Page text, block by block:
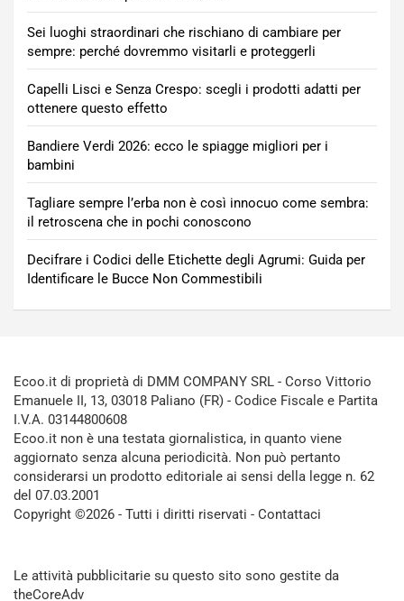
Sei luoghi straordinari che rischiano di cambiare per
sempre: perché dovremmo visitarli e proteggerli
Capelli Lisci e Senza Crespo: scegli i prodotti adatti per
ottenere questo effetto
Bandiere Verdi 2026: ecco le spiagge migliori per i
bambini
Tagliare sempre l’erba non è così innocuo come sembra:
il retroscena che in pochi conoscono
Decifrare i Codici delle Etichette degli Agrumi: Guida per
Identificare le Bucce Non Commestibili
Ecoo.it di proprietà di DMM COMPANY SRL - Corso Vittorio
Emanuele II, 13, 03018 Paliano (FR) - Codice Fiscale e Partita
I.V.A. 03144800608
Ecoo.it non è una testata giornalistica, in quanto viene
aggiornato senza alcuna periodicità. Non può pertanto
considerarsi un prodotto editoriale ai sensi della legge n. 62
del 07.03.2001
Copyright ©2026 - Tutti i diritti riservati - Contattaci
Le attività pubblicitarie su questo sito sono gestite da
theCoreAdv